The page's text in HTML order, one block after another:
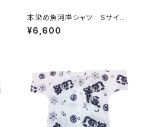
本染め魚河岸シャツ Sサイ
ズ 認定証付き 木綿晒 麻の
葉柄 黒×迷彩カモ 日本製
津 浜通り 港町
¥6,600